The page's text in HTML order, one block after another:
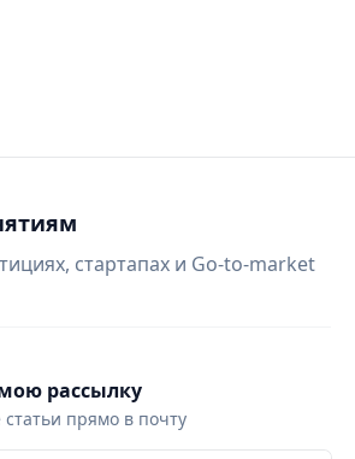
стартапах и Go-to-market
рассылку
прямо в почту